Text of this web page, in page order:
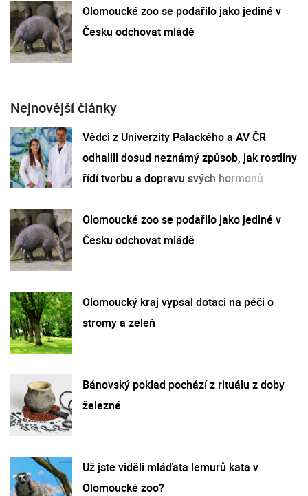
Olomoucké zoo se podařilo jako jediné v
Česku odchovat mládě
Nejnovější články
Vědci z Univerzity Palackého a AV ČR
odhalili dosud neznámý způsob, jak rostliny
řídí tvorbu a dopravu svých hormonů
Olomoucké zoo se podařilo jako jediné v
Česku odchovat mládě
Olomoucký kraj vypsal dotaci na péči o
stromy a zeleň
Bánovský poklad pochází z rituálu z doby
železné
Už jste viděli mláďata lemurů kata v
Olomoucké zoo?